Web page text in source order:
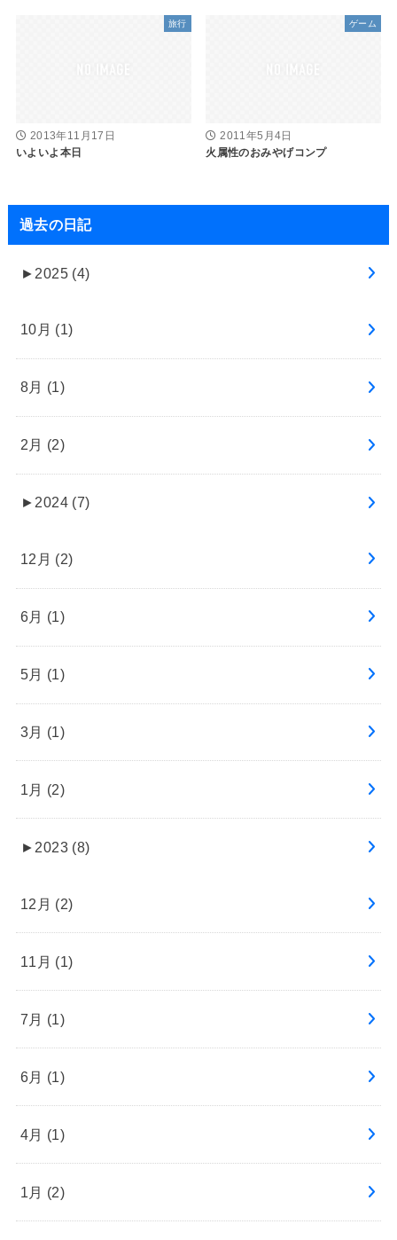
旅行
2013年11月17日
いよいよ本日
ゲーム
2011年5月4日
火属性のおみやげコンプ
過去の日記
► 2025 (4)
10月 (1)
8月 (1)
2月 (2)
► 2024 (7)
12月 (2)
6月 (1)
5月 (1)
3月 (1)
1月 (2)
► 2023 (8)
12月 (2)
11月 (1)
7月 (1)
6月 (1)
4月 (1)
1月 (2)